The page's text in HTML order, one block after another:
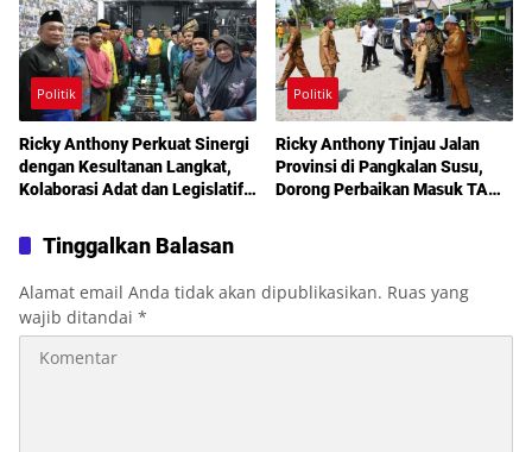
Politik
Ricky Anthony Perkuat Sinergi
dengan Kesultanan Langkat,
Kolaborasi Adat dan Legislatif
Politik
Ricky Anthony Tinjau Jalan
Provinsi di Pangkalan Susu,
Dorong Perbaikan Masuk TA
Tinggalkan Balasan
Alamat email Anda tidak akan dipublikasikan. Ruas yang
wajib ditandai *